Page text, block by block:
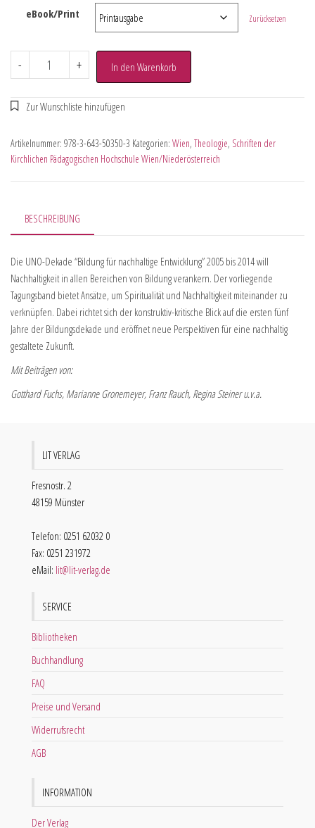
eBook/Print Zurücksetzen
- + In den Warenkorb
Artikelnummer: 978-3-643-50350-3 Kategorien: Wien, Theologie, Schriften der
Kirchlichen Pädagogischen Hochschule Wien/Niederösterreich
BESCHREIBUNG
Die UNO-Dekade “Bildung für nachhaltige Entwicklung” 2005 bis 2014 will
Nachhaltigkeit in allen Bereichen von Bildung verankern. Der vorliegende
Tagungsband bietet Ansätze, um Spiritualität und Nachhaltigkeit miteinander zu
verknüpfen. Dabei richtet sich der konstruktiv-kritische Blick auf die ersten fünf
Jahre der Bildungsdekade und eröffnet neue Perspektiven für eine nachhaltig
gestaltete Zukunft.
Mit Beiträgen von:
Gotthard Fuchs, Marianne Gronemeyer, Franz Rauch, Regina Steiner u.v.a.
LIT VERLAG
Fresnostr. 2
48159 Münster
Telefon: 0251 62032 0
Fax: 0251 231972
eMail: lit@lit-verlag.de
SERVICE
Bibliotheken
Buchhandlung
FAQ
Preise und Versand
Widerrufsrecht
AGB
INFORMATION
Der Verlag